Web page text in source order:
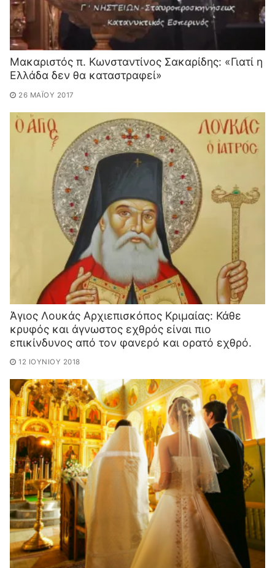
Μακαριστός π. Κωνσταντίνος Σακαρίδης: «Γιατί η
Ελλάδα δεν θα καταστραφεί»
26 ΜΑΪ́ΟΥ 2017
Άγιος Λουκάς Αρχιεπισκόπος Κριμαίας: Κ​άθε
κρυφός και άγνωστος εχθρός είναι πιο
επικίνδυνο​ς από τον φανερό και ορατό εχθρό.
12 ΙΟΥΝΊΟΥ 2018